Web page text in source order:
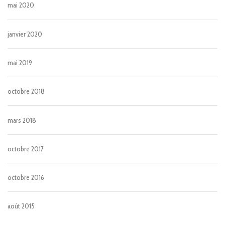
mai 2020
janvier 2020
mai 2019
octobre 2018
mars 2018
octobre 2017
octobre 2016
août 2015